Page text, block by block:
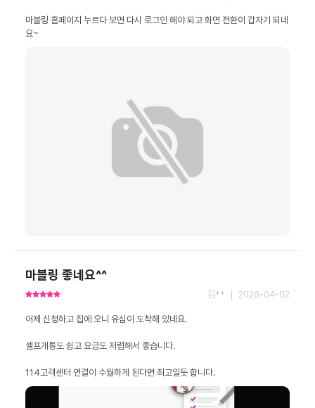
마블링 홈페이지 누르다 보면 다시 로그인 해야 되고 화면 전환이 갑자기 되네
요~
마블링 좋네요^^
김** ｜ 2026-04-02
114고객센터 연결이 수월하게 된다면 최고일듯 합니다.